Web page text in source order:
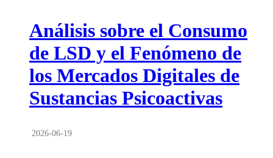
Análisis sobre el Consumo
de LSD y el Fenómeno de
los Mercados Digitales de
Sustancias Psicoactivas
2026-06-19